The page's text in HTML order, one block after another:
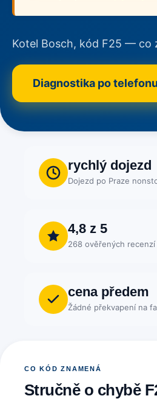
Kotel Bosch, kód F25 — co
Diagnostika po
rychlý dojezd
Dojezd po Praze
4,8 z 5
268 ověřených recenzí
cena předem
Žádné překvapení na
CO KÓD ZNAMENÁ
Stručně o chybě